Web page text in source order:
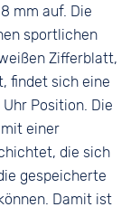
mm auf. Die
sportlichen
Zifferblatt,
findet sich eine
Position. Die
einer
die sich
gespeicherte
Damit ist